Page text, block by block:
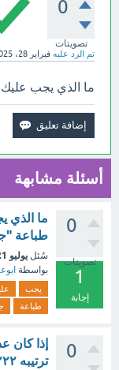
0
تصويتات
تم الرد عليه فبراير 28، 2025
ما الذي يجب
أسئلة مشابهة
0
تصويتات
1
إجابة
ما الذي
طباعة
سُئل يوليو 21، 2025
بواسطة
يجب
طباعة
0